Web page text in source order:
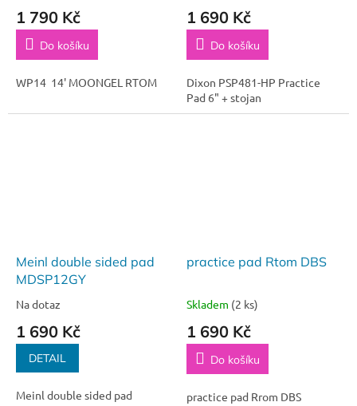
1 790 Kč
Do košíku
WP14 14' MOONGEL RTOM
1 690 Kč
Do košíku
Dixon PSP481-HP Practice
Pad 6" + stojan
Meinl double sided pad
MDSP12GY
Na dotaz
1 690 Kč
DETAIL
Meinl double sided pad
practice pad Rtom DBS
Skladem (2 ks)
1 690 Kč
Do košíku
practice pad Rrom DBS